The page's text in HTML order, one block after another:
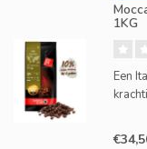
1KG
Een